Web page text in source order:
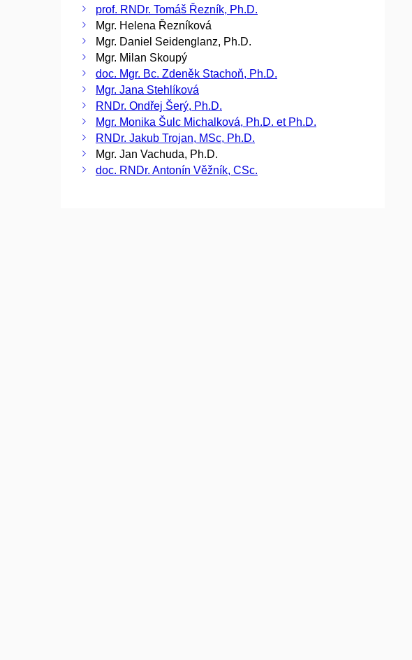
prof. RNDr. Tomáš Řezník, Ph.D.
Mgr. Helena Řezníková
Mgr. Daniel Seidenglanz, Ph.D.
Mgr. Milan Skoupý
doc. Mgr. Bc. Zdeněk Stachoň, Ph.D.
Mgr. Jana Stehlíková
RNDr. Ondřej Šerý, Ph.D.
Mgr. Monika Šulc Michalková, Ph.D. et Ph.D.
RNDr. Jakub Trojan, MSc, Ph.D.
Mgr. Jan Vachuda, Ph.D.
doc. RNDr. Antonín Věžník, CSc.